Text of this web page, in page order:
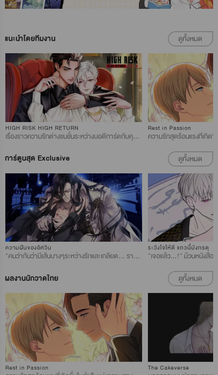
แนะนำโดยทีมงาน
HIGH RISK HIGH RETURN
เรื่องราวความรักต่างชนชั้นระหว่างบอดีการ์ดกับคุณหนูมาเฟียผู้สูงศักดิ์ เมื่อความรักต้องแลกด้วยความเสี่ยง แต่กลับเป็นฝ่ายคุณหนูที่ทุ่มหมดใจ สุดท้ายแล้ว ความรักครั้งนี้จะคุ้มค่ากับการเดิมพันหรือไม่?
Rest in Passion
การ์ตูนสุด Exclusive
ความฝันของอัศวิน
"คนว่ากันว่ามีเส้นบางๆระหว่างรักและเกลียด... ราชาคาลิยัน ได้ขึ้นครองราชย์เป็นจักรพรรดิองค์ใหม่ โดยมี เอียนอัศวินคู่ใจที่แอบทำตามปรารถนาของคาลิยันมาอย่างยาวนานหลายปี เมื่อได้รู้ว่าตัวเขาไม่จำเป็นอีกต่อไปแล้ว ทำให้เขาออกไปซ่อนตัว ต่อมาเอียนได้รับข่าวว่าโรบินพี่ชายของเขากำลังจะถูกประหาร เขาจึงย้อนกลับไปที่วังอีกครั้ง เพื่อแก้แค้นคาลิยัน ชายผู้เป็นเหมือนรักเดียวของเขา แต่กลายเป็นว่าการพบกันของเขาที่อาจนำพามาซึ่งการตายนั้น กลับร้อนแรงด้วยไฟราคะอันแสนรุนแรงมากขึ้นแทน #การ์ตูนวาย
ระวังใจให้ดี แถวนี้มังกรดุ
ผลงานนักวาดไทย
Rest in Passion The Cakeverse